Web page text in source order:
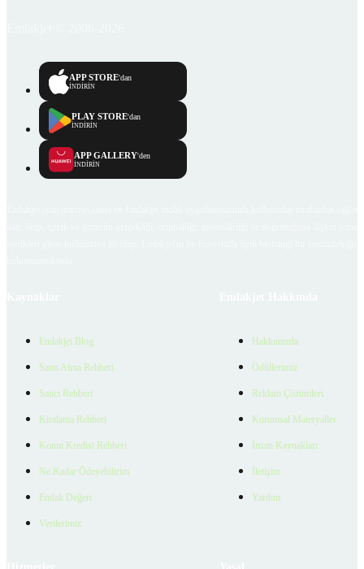
APP STORE'dan
İNDİRİN
PLAY STORE'dan
İNDİRİN
APP GALLERY'den
İNDİRİN
Emlakjet Blog
Satın Alma Rehberi
Satıcı Rehberi
Kiralama Rehberi
Konut Kredisi Rehberi
Ne Kadar Ödeyebilirim
Emlak Değeri
Verilerimiz
Hakkımızda
Ödüllerimiz
Reklam Çözümleri
Kurumsal Materyaller
İnsan Kaynakları
İletişim
Yardım